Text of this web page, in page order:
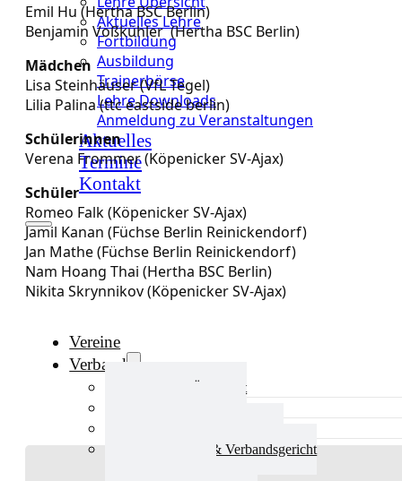
Aktuelles Lehre
Fortbildung
Ausbildung
Trainerbörse
Lehre Downloads
Anmeldung zu Veranstaltungen
Aktuelles
Termine
Kontakt
Vereine
Verband
Verband Übersicht
Ausschüsse & Verbandsgericht
Emil Hu (Hertha BSC Berlin)
Benjamin Voßkühler (Hertha BSC Berlin)
Mädchen
Lisa Steinhäuser (VfL Tegel)
Lilia Palina (ttc eastside berlin)
Schülerinnen
Verena Frommer (Köpenicker SV-Ajax)
Schüler
Romeo Falk (Köpenicker SV-Ajax)
Jamil Kanan (Füchse Berlin Reinickendorf)
Jan Mathe (Füchse Berlin Reinickendorf)
Nam Hoang Thai (Hertha BSC Berlin)
Nikita Skrynnikov (Köpenicker SV-Ajax)